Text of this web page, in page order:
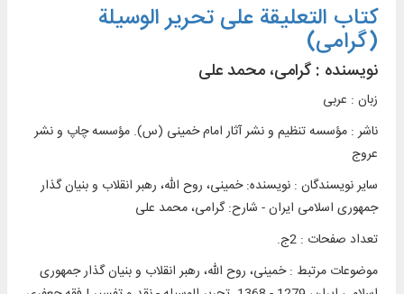
کتاب التعلیقة علی تحریر الوسیلة
(گرامی)
نویسنده : گرامی، محمد علی
زبان : عربی
ناشر : مؤسسه تنظيم و نشر آثار امام خمينی (س). مؤسسه چاپ و نشر
عروج
سایر نویسندگان : نویسنده: خمینی‌، روح الله، رهبر انقلاب و بنیان گذار
جمهوری اسلامی ایران - شارح: گرامی، محمد علی
تعداد صفحات : 2ج.
موضوعات مرتبط :خمینی، روح الله، رهبر انقلاب و بنیان گذار جمهوری